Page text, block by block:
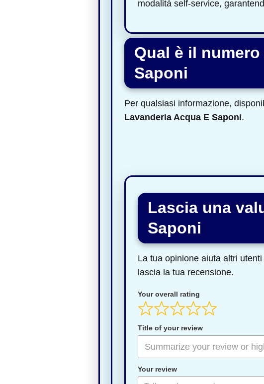
modalità self-service,
Qual è il
Saponi
Per qualsiasi informazione,
Lavanderia Acqua E Saponi.
Lascia una
Saponi
La tua opinione aiuta altri
lascia la tua recensione.
Your overall rating
Title of your review
Your review